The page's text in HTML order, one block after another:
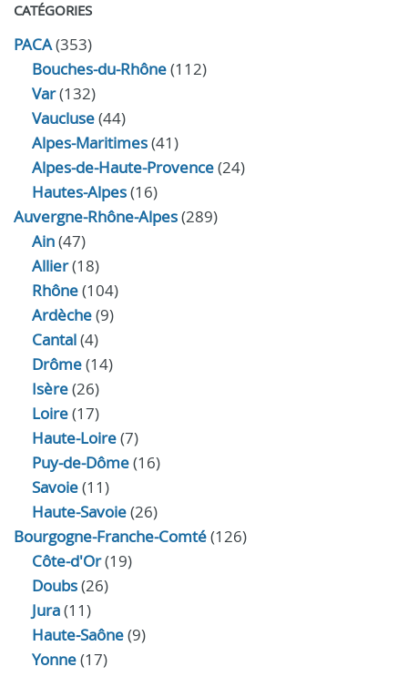
CATÉGORIES
PACA(353)
Bouches-du-Rhône(112)
Var(132)
Vaucluse(44)
Alpes-Maritimes(41)
Alpes-de-Haute-Provence(24)
Hautes-Alpes(16)
Auvergne-Rhône-Alpes(289)
Ain(47)
Allier(18)
Rhône(104)
Ardèche(9)
Cantal(4)
Drôme(14)
Isère(26)
Loire(17)
Haute-Loire(7)
Puy-de-Dôme(16)
Savoie(11)
Haute-Savoie(26)
Bourgogne-Franche-Comté(126)
Côte-d'Or(19)
Doubs(26)
Jura(11)
Haute‑Saône(9)
Yonne(17)